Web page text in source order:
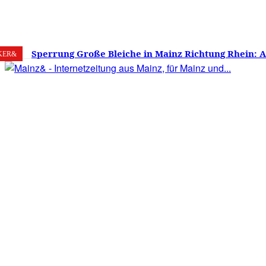
7. August 2026 17.9 Mainz
Sperrung Große Bleiche in Mainz Richtung Rhein:
verwirrt, Mainzer stinksauer – Haben die Mainzer